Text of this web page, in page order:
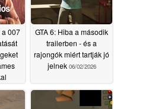
a 007
2026
GTA 6: Hiba a második
trailerben - és a
rajongók miért tartják jó
jelnek 06/02/2026